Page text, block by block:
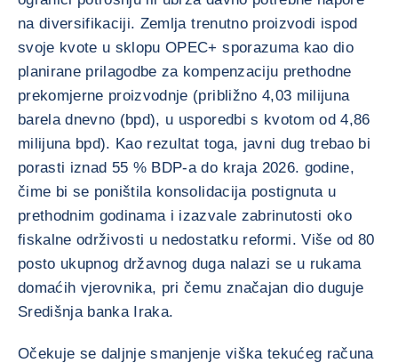
na diversifikaciji. Zemlja trenutno proizvodi ispod
svoje kvote u sklopu OPEC+ sporazuma kao dio
planirane prilagodbe za kompenzaciju prethodne
prekomjerne proizvodnje (približno 4,03 milijuna
barela dnevno (bpd), u usporedbi s kvotom od 4,86
milijuna bpd). Kao rezultat toga, javni dug trebao bi
porasti iznad 55 % BDP-a do kraja 2026. godine,
čime bi se poništila konsolidacija postignuta u
prethodnim godinama i izazvale zabrinutosti oko
fiskalne održivosti u nedostatku reformi. Više od 80
posto ukupnog državnog duga nalazi se u rukama
domaćih vjerovnika, pri čemu značajan dio duguje
Središnja banka Iraka.
Očekuje se daljnje smanjenje viška tekućeg računa